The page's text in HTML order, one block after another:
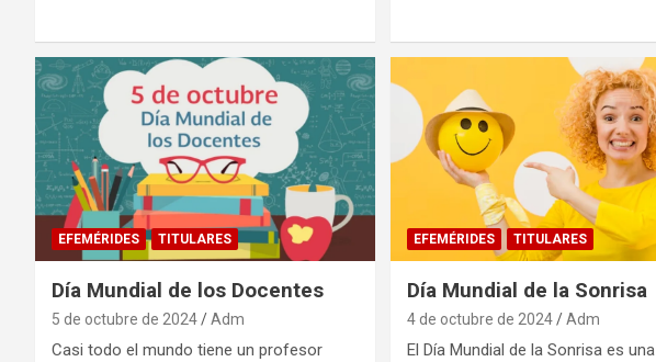
EFEMÉRIDES TITULARES
Día Mundial de los Docentes
5 de octubre de 2024 Adm
Casi todo el mundo tiene un profesor
EFEMÉRIDES TITULARES
Día Mundial de la Sonrisa
4 de octubre de 2024 Adm
El Día Mundial de la Sonrisa es una